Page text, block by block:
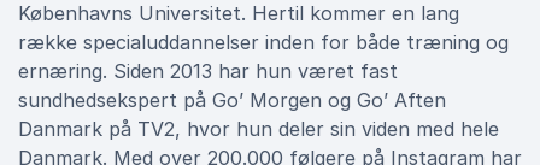
Københavns Universitet. Hertil kommer en lang
række specialuddannelser inden for både træning og
ernæring. Siden 2013 har hun været fast
sundhedsekspert på Go’ Morgen og Go’ Aften
Danmark på TV2, hvor hun deler sin viden med hele
Danmark. Med over 200.000 følgere på Instagram har